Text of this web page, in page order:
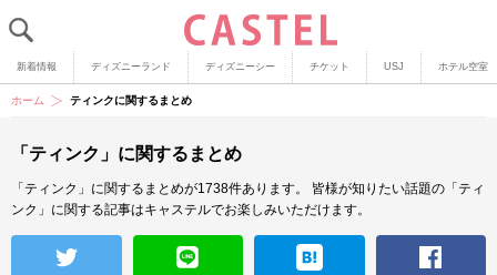
新着情報 ディズニーランド ディズニーシー チケット USJ ホテル空室
ホーム ティンクに関するまとめ
「ティンク」に関するまとめ
「ティンク」に関するまとめが1738件あります。
皆様が知りたい話題の「ティ
ンク」に関する記事はキャステルでお楽しみいただけます。